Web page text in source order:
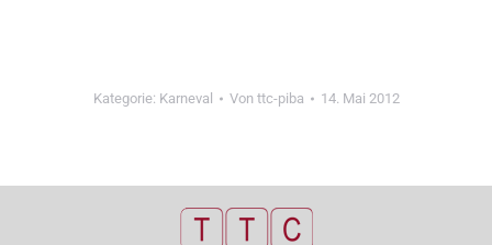
Kategorie: Karneval Von ttc-piba 14. Mai 2012